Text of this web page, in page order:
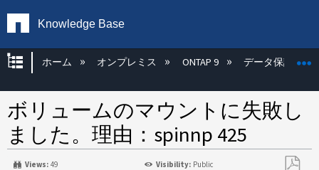
Knowledge Base
グローバル階層を展開/折りたたむ
ホーム オンプレミス ONTAP 9 データ保護
ボリュームのマウントに失敗し
ました。理由：spinnp 425
Views: 49 Visibility: Public